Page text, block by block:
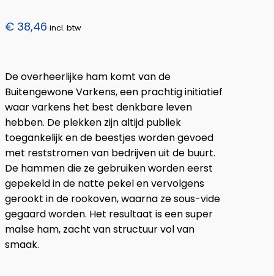
€ 38,46 incl. btw
De overheerlijke ham komt van de
Buitengewone Varkens, een prachtig initiatief
waar varkens het best denkbare leven
hebben. De plekken zijn altijd publiek
toegankelijk en de beestjes worden gevoed
met reststromen van bedrijven uit de buurt.
De hammen die ze gebruiken worden eerst
gepekeld in de natte pekel en vervolgens
gerookt in de rookoven, waarna ze sous-vide
gegaard worden. Het resultaat is een super
malse ham, zacht van structuur vol van
smaak.